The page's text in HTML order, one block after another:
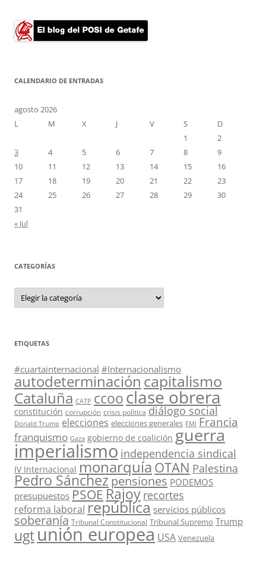
CALENDARIO DE ENTRADAS
agosto 2026
L
M X J V S
D
1
2
3
4 5 6 7 8
9
10
11 12 13 14 15
16
17
18 19 20 21 22
23
24
25 26 27 28 29
30
31
« Jul
CATEGORÍAS
Categorías
ETIQUETAS
#cuartainternacional #Internacionalismo
autodeterminación capitalismo
Cataluña CATP ccooclase obrera
constitución corrupción crisis política diálogo social
Donald Trump elecciones elecciones generales FMI Francia
franquismo Gaza gobierno de coalición guerra
imperialismo independencia sindical
IV Internacional monarquía OTAN Palestina
Pedro Sánchezpensiones PODEMOS
presupuestos PSOERajoy recortes
reforma laboral república servicios públicos
soberanía Tribunal Constitucional Tribunal Supremo Trump
ugtunión europea USA Venezuela